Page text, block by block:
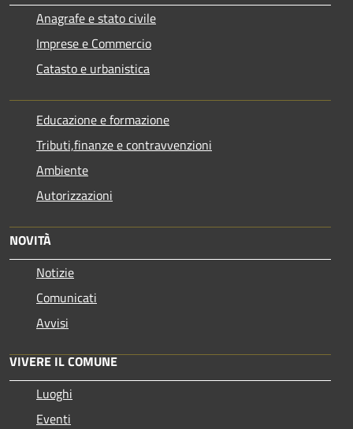
Anagrafe e stato civile
Imprese e Commercio
Catasto e urbanistica
Educazione e formazione
Tributi,finanze e contravvenzioni
Ambiente
Autorizzazioni
NOVITÀ
Notizie
Comunicati
Avvisi
VIVERE IL COMUNE
Luoghi
Eventi